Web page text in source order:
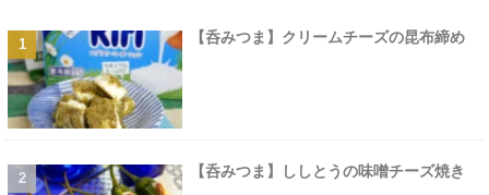
【呑みつま】クリームチーズの昆布締め
【呑みつま】ししとうの味噌チーズ焼き